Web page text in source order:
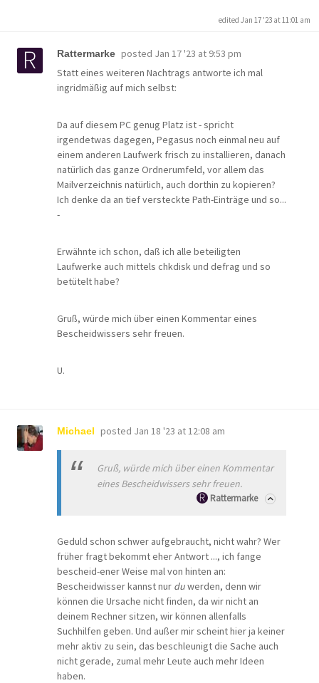
edited Jan 17 '23 at 11:01 am
Rattermarke posted Jan 17 '23 at 9:53 pm
Statt eines weiteren Nachtrags antworte ich mal
ingridmäßig auf mich selbst:
Da auf diesem PC genug Platz ist - spricht
irgendetwas dagegen, Pegasus noch einmal neu auf
einem anderen Laufwerk frisch zu installieren, danach
natürlich das ganze Ordnerumfeld, vor allem das
Mailverzeichnis natürlich, auch dorthin zu kopieren?
Ich denke da an tief versteckte Path-Einträge und so...
-
Erwähnte ich schon, daß ich alle beteiligten
Laufwerke auch mittels chkdisk und defrag und so
betütelt habe?
Gruß, würde mich über einen Kommentar eines
Bescheidwissers sehr freuen.
U.
Michael posted Jan 18 '23 at 12:08 am
Gruß, würde mich über einen Kommentar
eines Bescheidwissers sehr freuen.
Rattermarke
Geduld schon schwer aufgebraucht, nicht wahr? Wer
früher fragt bekommt eher Antwort ..., ich fange
bescheid-ener Weise mal von hinten an:
Bescheidwisser kannst nur duwerden, denn wir
können die Ursache nicht finden, da wir nicht an
deinem Rechner sitzen, wir können allenfalls
Suchhilfen geben. Und außer mir scheint hier ja keiner
mehr aktiv zu sein, das beschleunigt die Sache auch
nicht gerade, zumal mehr Leute auch mehr Ideen
haben.